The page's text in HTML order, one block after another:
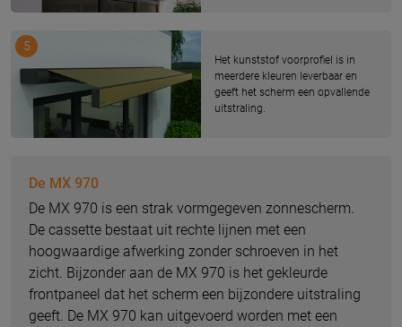
Het kunststof voorprofiel is in
meerdere kleuren leverbaar en
geeft het scherm een opvallende
uitstraling.
5
De MX 970
De MX 970 is een strak vormgegeven zonnescherm.
De cassette bestaat uit rechte lijnen met een
hoogwaardige afwerking zonder schroeven in het
zicht. Bijzonder aan de MX 970 is het gekleurde
frontpaneel dat het scherm een bijzondere uitstraling
geeft. De MX 970 kan uitgevoerd worden met een